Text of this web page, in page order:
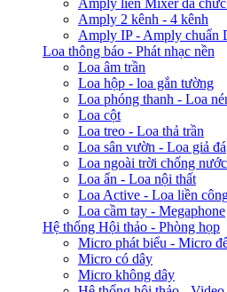
Amply liền Mixer đa
Amply 2 kênh - 4 kênh
Amply IP - Amply chuẩn
Loa thông báo - Phát nhạc nền
Loa âm trần
Loa hộp - loa gắn tường
Loa phóng thanh - Loa
Loa cột
Loa treo - Loa thả trần
Loa sân vườn - Loa giả đá
Loa ngoài trời chống nước
Loa ẩn - Loa nội thất
Loa Active - Loa liền
Loa cầm tay - Megaphone
Hệ thống Hội thảo - Phòng họp
Micro phát biểu - Micro
Micro có dây
Micro không dây